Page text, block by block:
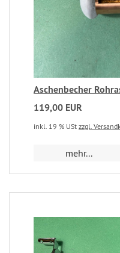
Aschenbecher
119,00 EUR
inkl. 19 % USt zzgl.
mehr...